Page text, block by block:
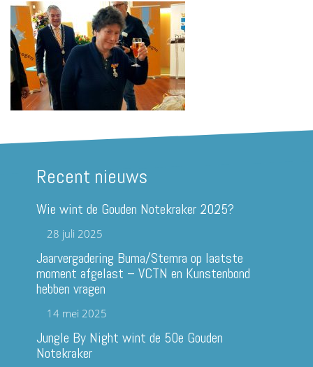
Recent nieuws
Wie wint de Gouden Notekraker 2025?
28 juli 2025
Jaarvergadering Buma/Stemra op laatste
moment afgelast – VCTN en Kunstenbond
hebben vragen
14 mei 2025
Jungle By Night wint de 50e Gouden
Notekraker